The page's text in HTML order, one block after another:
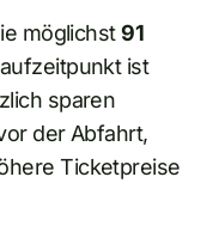
möglichst91
ist
sparen
der Abfahrt,
Ticketpreise